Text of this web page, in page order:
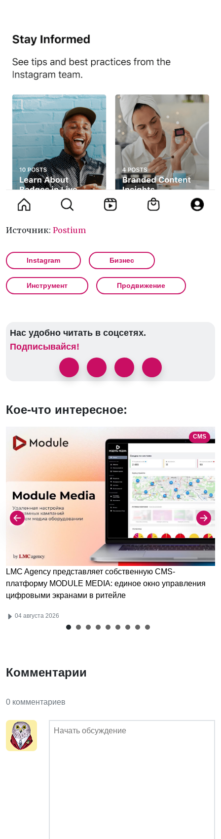
Источник: Postium
Instagram Бизнес
Инструмент Продвижение
Нас удобно читать в соцсетях.
Подписывайся!
Кое-что интересное:
CMS
LMC Agency представляет собственную CMS-
платформу MODULE MEDIA: единое окно управления
цифровыми экранами в ритейле
04 августа 2026
Комментарии
0 комментариев